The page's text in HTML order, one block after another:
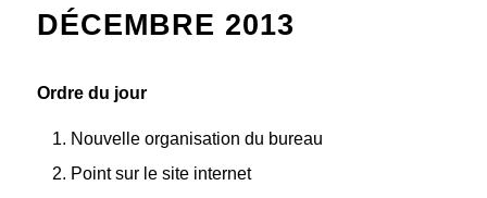
DÉCEMBRE 2013
Ordre du jour
Nouvelle organisation du bureau
Point sur le site internet